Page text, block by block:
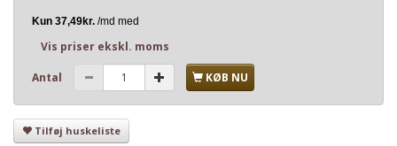
Vis priser ekskl. moms
Antal KØB NU
Tilføj huskeliste